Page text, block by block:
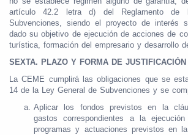
artículo 42.2 letra d) del Reglamento de
Subvenciones, siendo el proyecto de interés
dado su objetivo de ejecución de acciones de
turística, formación del empresario y desarrollo
SEXTA. PLAZO Y FORMA DE JUSTIFICACIÓN
La CEME cumplirá las obligaciones que se
14 de la Ley General de Subvenciones y se
Aplicar los fondos previstos en la
gastos correspondientes a la
programas y actuaciones previstos en